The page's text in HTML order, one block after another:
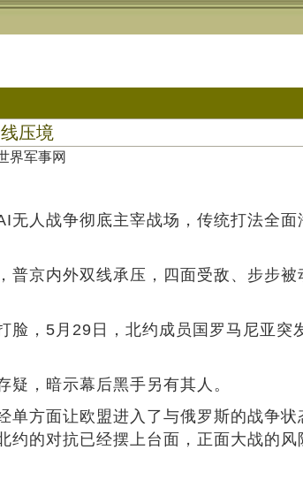
压境
界军事网
人战争彻底主宰战场，传统打法全
京内外双线承压，四面受敌、步步
，5月29日，北约成员国罗马尼亚突
，暗示幕后黑手另有其人。
方面让欧盟进入了与俄罗斯的战争
的对抗已经摆上台面，正面大战的风